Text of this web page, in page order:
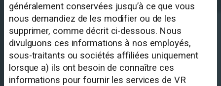
généralement conservées jusqu’à ce que vous
nous demandiez de les modifier ou de les
supprimer, comme décrit ci-dessous. Nous
divulguons ces informations à nos employés,
sous-traitants ou sociétés affiliées uniquement
lorsque a) ils ont besoin de connaître ces
informations pour fournir les services de VR